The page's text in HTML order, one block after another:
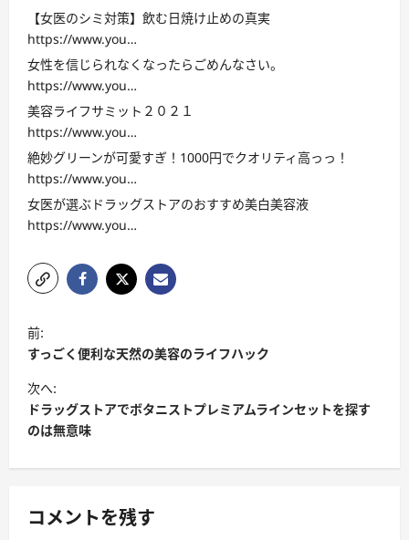
【女医のシミ対策】飲む日焼け止めの真実
https://www.you…
女性を信じられなくなったらごめんなさい。
https://www.you…
美容ライフサミット２０２１
https://www.you…
絶妙グリーンが可愛すぎ！1000円でクオリティ高っっ！
https://www.you…
女医が選ぶドラッグストアのおすすめ美白美容液
https://www.you…
投
稿
ナ
ビ
ゲ
ー
ョ
前:
すっごく便利な天然の美容のライフハック
次へ:
ドラッグストアでボタニストプレミアムラインセットを探す
のは無意味
コメントを残す